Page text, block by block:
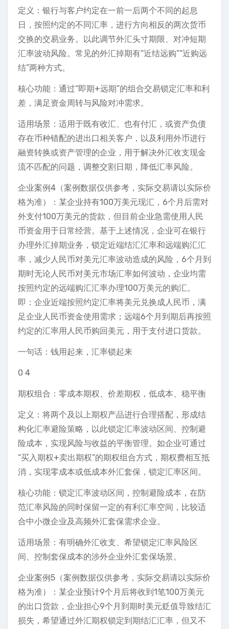
定义：银行与客户约定在一前一后两个不同的起息
日，按照约定的不同汇率，进行方向相反的两次货币
交换的交易业务。以此调节外汇头寸期限、对冲短期
汇率波动风险。常见的外汇掉期有“近结远购”“近购远
结”两种方式。
核心功能：通过“即期+远期”的组合交易锁定汇率和利
差，满足资金周转与风险对冲需求。
适用场景：适用于既有收汇、也有付汇，或资产负债
存在币种错配的进出口相关客户，以及利用外币进行
融资转换或资产管理的企业，用于解决外汇收支现金
流不匹配的问题，调整交割日期，降低汇率风险。
企业案例4（案例数据仅供参考，实际交易请以实际价
格为准）：某企业持有100万美元现汇，6个月后需对
外支付100万美元的货款，但目前企业急需使用人民
币资金用于日常经营。基于上述情况，企业可在银行
办理外汇掉期业务，锁定近端结汇汇率和远端购汇汇
率，减少人民币对美元汇率波动造成的风险，6个月到
期时无论人民币对美元市场汇率如何波动，企业均需
按照约定的远端购汇汇率办理100万美元的购汇。
即：企业近端按照约定汇率将美元兑换成人民币，满
足企业人民币资金使用需求；远端6个月到期后再按照
约定的汇率用人民币购回美元，用于支付进口货款。
一句话：钱用起来，汇率锁起来
0 4
期权组合：零成本期权、价差期权，低成本、稳平衡
定义：将两个及以上期权产品进行合理搭配，形成结
构化汇率避险策略，以此锁定汇率波动区间、控制避
险成本，实现风险与收益的平衡管理。如企业可通过
“买入期权+卖出期权”的期权组合方式，期权费相互抵
消，实现零成本或低成本外汇套保，锁定汇率区间。
核心功能：锁定汇率波动区间，控制避险成本，在防
范汇率风险的同时保留一定的有利汇率空间，比较适
合中小微企业及高频外汇套保需求企业。
适用场景：有明确外汇收支、希望锁定汇率风险区
间、控制套保成本的涉外企业外汇套保场景。
企业案例5（案例数据仅供参考，实际交易请以实际价
格为准）：某企业预计9个月后将收到1笔100万美元
的出口货款，企业担心9个月到期时美元贬值导致结汇
损失，希望通过外汇期权锁定到期结汇汇率，但又不